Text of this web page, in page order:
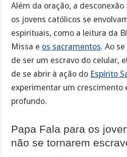
Além da oração, a
os jovens católicos se
espirituais, como a leitura da
Missa e os sacramentos. Ao
de ser um escravo do celular,
de se abrir à ação do Espírito
experimentar um crescimento
profundo.
Papa Fala para os
não se tornarem